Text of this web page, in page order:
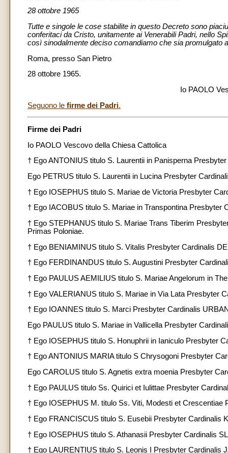
28 ottobre 1965
Tutte e singole le cose stabilite in questo Decreto sono
conferitaci da Cristo, unitamente ai Venerabili Padri, nello
così sinodalmente deciso comandiamo che sia promulgato
Roma, presso San Pietro
28 ottobre 1965.
Io PAOLO
Seguono le firme dei Padri.
Firme dei Padri
Io PAOLO Vescovo della Chiesa Cattolica
† Ego ANTONIUS titulo S. Laurentii in Panisperna
Ego PETRUS titulo S. Laurentii in Lucina Presbyter
† Ego IOSEPHUS titulo S. Mariae de Victoria Presbyter
† Ego IACOBUS titulo S. Mariae in Transpontina
† Ego STEPHANUS titulo S. Mariae Trans Tiberim
Primas Poloniae.
† Ego BENIAMINUS titulo S. Vitalis Presbyter Cardinalis
† Ego FERDINANDUS titulo S. Augustini Presbyter
† Ego PAULUS AEMILIUS titulo S. Mariae Angelorum in
† Ego VALERIANUS titulo S. Mariae in Via Lata Presbyter
† Ego IOANNES titulo S. Marci Presbyter Cardinalis
Ego PAULUS titulo S. Mariae in Vallicella Presbyter
† Ego IOSEPHUS titulo S. Honuphrii in Ianiculo Presbyter
† Ego ANTONIUS MARIA titulo S Chrysogoni Presbyter
Ego CAROLUS titulo S. Agnetis extra moenia Presbyter
† Ego PAULUS titulo Ss. Quirici et Iulittae Presbyter
† Ego IOSEPHUS M. titulo Ss. Viti, Modesti et
† Ego FRANCISCUS titulo S. Eusebii Presbyter Cardinalis
† Ego IOSEPHUS titulo S. Athanasii Presbyter Cardinalis
† Ego LAURENTIUS titulo S. Leonis I Presbyter Cardinalis